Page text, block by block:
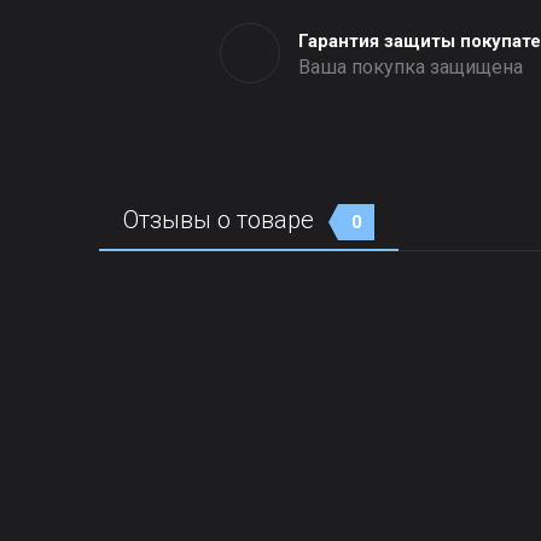
Гарантия защиты
Ваша покупка защищена
Отзывы о товаре 0